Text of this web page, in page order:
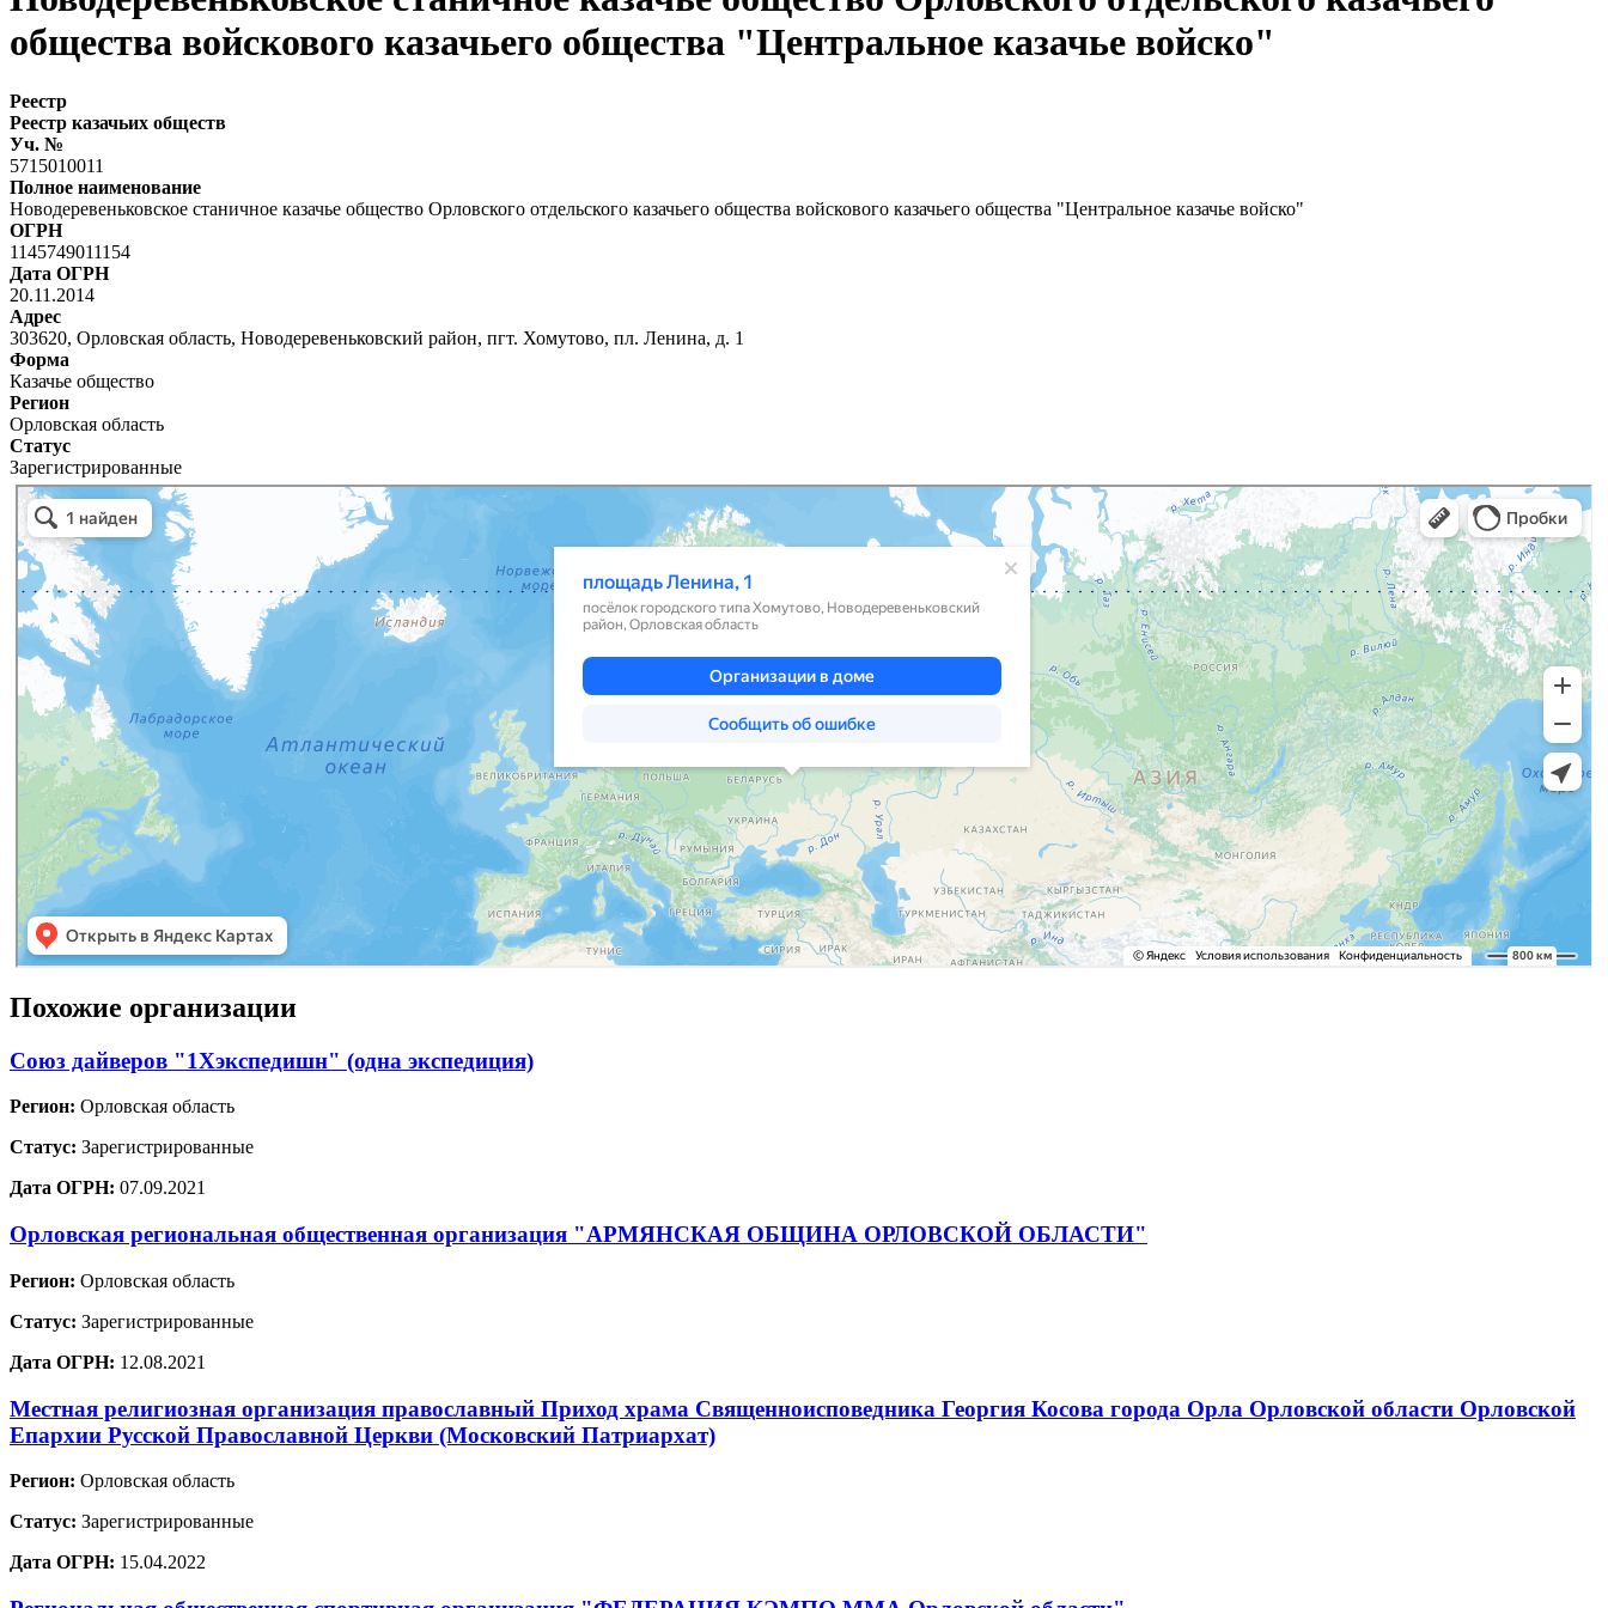
общества войскового казачьего общества "Центральное казачье войско"
Реестр
Реестр казачьих обществ
Уч. №
5715010011
Полное наименование
Новодеревеньковское станичное казачье общество Орловского отдельского казачьего общества войскового казачьего общества "Центральное казачье войско"
ОГРН
1145749011154
Дата ОГРН
20.11.2014
Адрес
303620, Орловская область, Новодеревеньковский район, пгт. Хомутово, пл. Ленина, д. 1
Форма
Казачье общество
Регион
Орловская область
Статус
Зарегистрированные
Похожие организации
Союз дайверов "1Хэкспедишн" (одна экспедиция)
Регион: Орловская область
Статус: Зарегистрированные
Дата ОГРН: 07.09.2021
Орловская региональная общественная организация "АРМЯНСКАЯ ОБЩИНА ОРЛОВСКОЙ ОБЛАСТИ"
Регион: Орловская область
Статус: Зарегистрированные
Дата ОГРН: 12.08.2021
Местная религиозная организация православный Приход храма Священноисповедника Георгия Косова города Орла Орловской области Орловской
Епархии Русской Православной Церкви (Московский Патриархат)
Регион: Орловская область
Статус: Зарегистрированные
Дата ОГРН: 15.04.2022